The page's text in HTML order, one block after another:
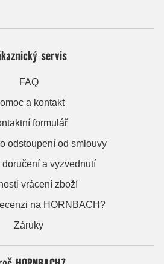
servis
FAQ
a kontakt
formulář
odstoupení od smlouvy
doručení a vyzvednutí
vrácení zboží
na HORNBACH?
Záruky